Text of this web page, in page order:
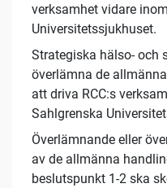
verksamhet vidare
Universitetssjukhuset.
Strategiska hälso- och
överlämna de
att driva RCC:s
Sahlgrenska
Överlämnande eller
av de allmänna
beslutspunkt 1-2 ska